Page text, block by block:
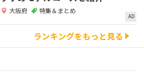
大阪府 特集＆まとめ
AD
ランキングをもっと見る